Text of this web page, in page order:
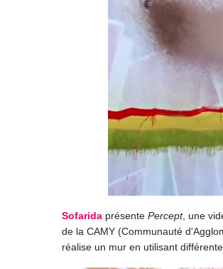
Sofarida présente Percept, une
de la CAMY (Communauté
réalise un mur en utilisant